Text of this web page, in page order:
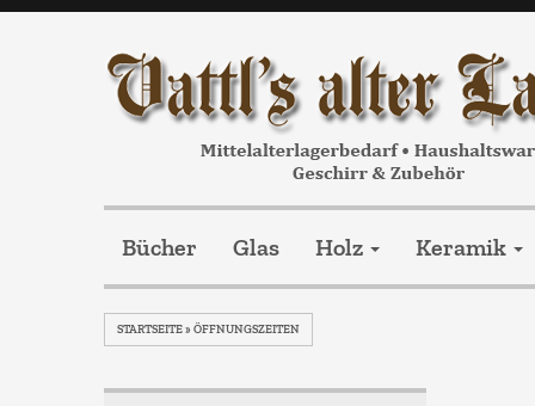
Bücher Glas Holz Keramik
STARTSEITE»ÖFFNUNGSZEITEN